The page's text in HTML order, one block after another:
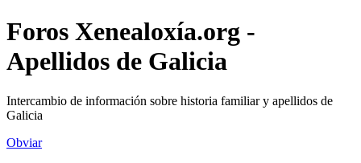
Foros Xenealoxía.org -
Apellidos de Galicia
Intercambio de información sobre historia familiar y apellidos de
Galicia
Obviar